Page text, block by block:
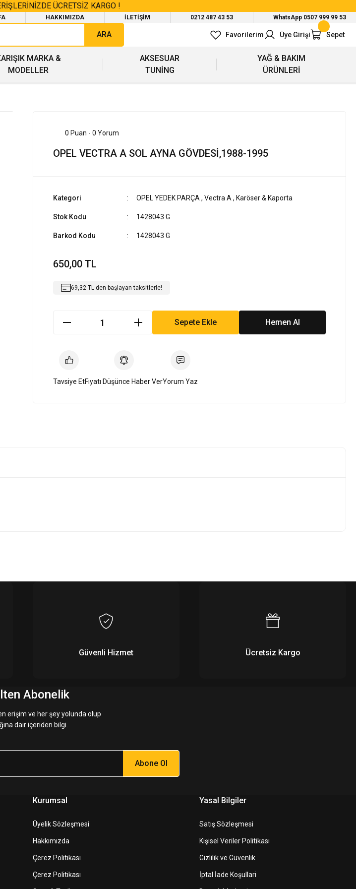
ÜCRETSİZ KARGO !
HAKKIMIZDA İLETİŞİM 0212 487 43 53 WhatsApp 0507 999 99 53
ARA Favorilerim Üye Girişi Sepet
MARKA &
MODELLER
AKSESUAR
TUNİNG
YAĞ & BAKIM
ÜRÜNLERİ
0 Puan - 0 Yorum
OPEL VECTRA A SOL AYNA GÖVDESİ,1988-1995
Kategori OPEL YEDEK PARÇA , Vectra A , Karöser & Kaporta
Stok Kodu 1428043 G
Barkod Kodu 1428043 G
650,00 TL
69,32 TL den başlayan taksitlerle!
Sepete Ekle Hemen Al
Tavsiye EtFiyatı Düşünce Haber VerYorum Yaz
Güvenli Hizmet Ücretsiz Kargo
Abonelik
erişim ve her şey yolunda olup
dair içeriden bilgi.
Abone Ol
Kurumsal
Üyelik Sözleşmesi
Hakkımızda
Çerez Politikası
Çerez Politikası
Yasal Bilgiler
Satış Sözleşmesi
Kişisel Veriler Politikası
Gizlilik ve Güvenlik
İptal İade Koşullari